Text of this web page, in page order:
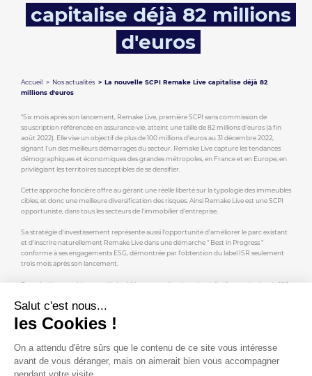
capitalise déjà 82 millions
d'euros
Accueil Nos actualités
La nouvelle SCPI Remake Live capitalise déjà 82
millions d'euros
"Six mois après son lancement, Remake Live, première SCPI sans commission de
souscription référencée en assurance-vie, atteint une taille de 82 millions d'euros (à fin
août 2022). Elle vise un objectif de plus de 100 millions d'euros au 31 décembre 2022,
signant l'un des meilleurs démarrages du secteur. Remake Live capture les tendances
démographiques et économiques des grandes métropoles, en France et en Europe, en
privilégiant les territoires susceptibles de se densifier.
Cette approche foncière offre au gérant une réelle liberté sur la typologie des immeubles
cibles, et donc une meilleure diversification des risques. Ainsi Remake Live est une SCPI
opportuniste, dans tous les secteurs de l'immobilier d'entreprise.
Sa stratégie d'investissement représente aussi l'opportunité d'améliorer le parc existant
et d'inscrire naturellement Remake Live dans une démarche " Best in Progress "
conforme à ses engagements ESG, démontrée par l'obtention du label ISR seulement
trois mois après son lancement.
Remake Live a rapidement déployé l'épargne collectée puisqu'elle dispose de plus de 100
acquisitions supplémentaires ont été réalisées durant l'été en France et en Espagne."
Par AOF (Agence Option Finance) pour Le Figaro. Publié le 28/09/2022.
Découvrir l'article dans son intégralitéici.
Salut c'est nous...
les Cookies !
On a attendu d'être sûrs que le contenu de ce site vous intéresse
avant de vous déranger, mais on aimerait bien vous accompagner